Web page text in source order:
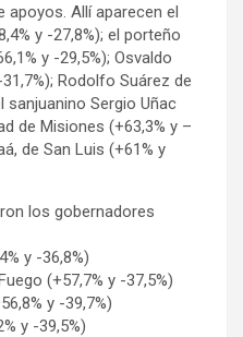
apoyos. Allí aparecen el
y -27,8%); el porteño
y -29,5%); Osvaldo
Rodolfo Suárez de
sanjuanino Sergio Uñac
de Misiones (+63,3% y –
de San Luis (+61% y
los gobernadores
y -36,8%)
(+57,7% y -37,5%)
y -39,7%)
y -39,5%)